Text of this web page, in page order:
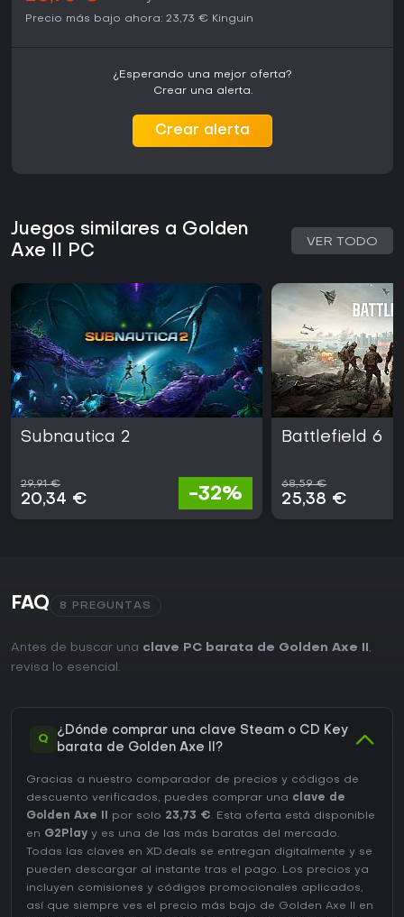
Precio más bajo ahora: 23,73 € Kinguin
¿Esperando una mejor oferta?
Crear una alerta.
Crear alerta
Juegos similares a Golden
Axe II PC
VER TODO
Subnautica 2
29,91 €
20,34 € -32%
Battlefield 6
68,59 €
25,38 €
FAQ 8 PREGUNTAS
Antes de buscar una clave PC barata de Golden Axe II ,
revisa lo esencial.
Q
¿Dónde comprar una clave Steam o CD Key
barata de Golden Axe II?
Gracias a nuestro comparador de precios y códigos de
descuento verificados, puedes comprar una clave de
Golden Axe II
por solo 23,73 €. Esta oferta está disponible
en G2Play y es una de las más baratas del mercado.
Todas las claves en XD.deals se entregan digitalmente y se
pueden descargar al instante tras el pago. Los precios ya
incluyen comisiones y códigos promocionales aplicados,
así que siempre ves el precio más bajo de Golden Axe II en